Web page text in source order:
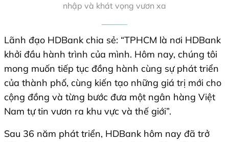
nhập và khát vọng vươn xa
Lãnh đạo HDBank chia sẻ: “TPHCM là nơi HDBank
khởi đầu hành trình của mình. Hôm nay, chúng tôi
mong muốn tiếp tục đồng hành cùng sự phát triển
của thành phố, cùng kiến tạo những giá trị mới cho
cộng đồng và từng bước đưa một ngân hàng Việt
Nam tự tin vươn ra khu vực và thế giới”.
Sau 36 năm phát triển, HDBank hôm nay đã trở